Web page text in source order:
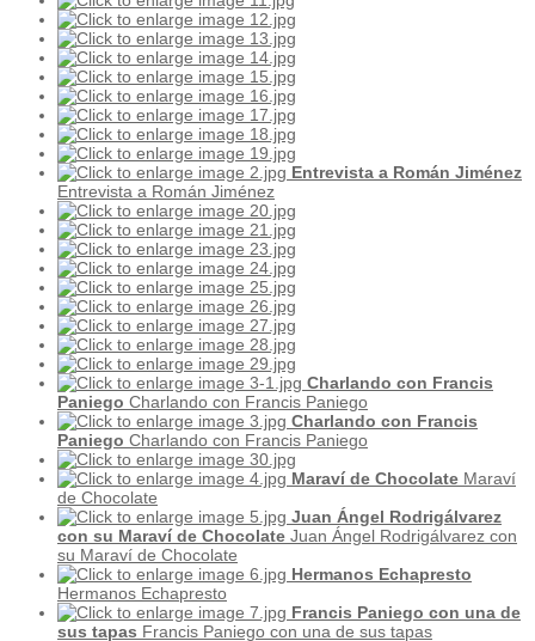
Entrevista a Román Jiménez
Entrevista a Román Jiménez
Charlando con Francis
Paniego Charlando con Francis Paniego
Charlando con Francis
Paniego Charlando con Francis Paniego
Maraví de Chocolate Maraví
de Chocolate
Juan Ángel Rodrigálvarez
con su Maraví de Chocolate Juan Ángel Rodrigálvarez con
su Maraví de Chocolate
Hermanos Echapresto
Hermanos Echapresto
Francis Paniego con una de
sus tapas Francis Paniego con una de sus tapas